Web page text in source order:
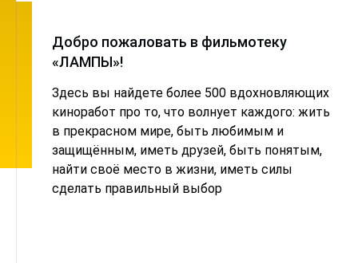
Добро пожаловать в фильмотеку
«ЛАМПЫ»!
Здесь вы найдете более 500 вдохновляющих
киноработ про то, что волнует каждого: жить
в прекрасном мире, быть любимым и
защищённым, иметь друзей, быть понятым,
найти своё место в жизни, иметь силы
сделать правильный выбор